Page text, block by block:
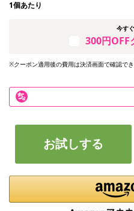
1個あたり
今す
300円OFF
※クーポン適用後の費用は決済画面で確認で
お試しする